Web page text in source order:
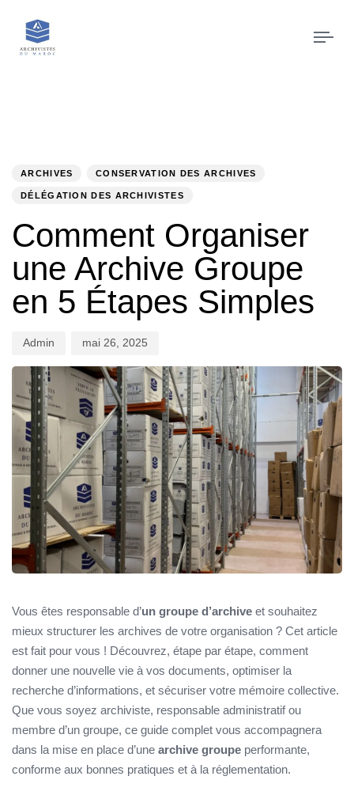
ARCHIVES CONSERVATION DES ARCHIVES
DÉLÉGATION DES ARCHIVISTES
Comment Organiser
une Archive Groupe
en 5 Étapes Simples
Admin mai 26, 2025
Vous êtes responsable d’un groupe d’archive et souhaitez
mieux structurer les archives de votre organisation ? Cet article
est fait pour vous ! Découvrez, étape par étape, comment
donner une nouvelle vie à vos documents, optimiser la
recherche d’informations, et sécuriser votre mémoire collective.
Que vous soyez archiviste, responsable administratif ou
membre d’un groupe, ce guide complet vous accompagnera
dans la mise en place d’une archive groupe performante,
conforme aux bonnes pratiques et à la réglementation.